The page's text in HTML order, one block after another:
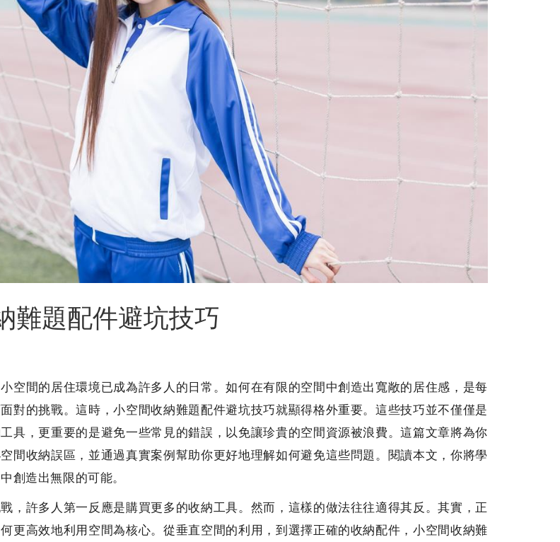
難題配件避坑技巧
空間的居住環境已成為許多人的日常。如何在有限的空間中創造出寬敞的居住感，是每
對的挑戰。這時，小空間收納難題配件避坑技巧就顯得格外重要。這些技巧並不僅僅是
具，更重要的是避免一些常見的錯誤，以免讓珍貴的空間資源被浪費。這篇文章將為你
間收納誤區，並通過真實案例幫助你更好地理解如何避免這些問題。閱讀本文，你將學
創造出無限的可能。
，許多人第一反應是購買更多的收納工具。然而，這樣的做法往往適得其反。其實，正
更高效地利用空間為核心。從垂直空間的利用，到選擇正確的收納配件，小空間收納難